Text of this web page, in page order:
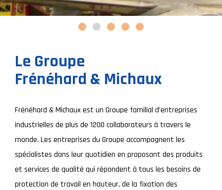
Le Groupe
Frénéhard & Michaux
Frénéhard & Michaux est un Groupe familial d’entreprises
industrielles de plus de 1200 collaborateurs à travers le
monde. Les entreprises du Groupe accompagnent les
spécialistes dans leur quotidien en proposant des produits
et services de qualité qui répondent à tous les besoins de
protection de travail en hauteur, de la fixation des